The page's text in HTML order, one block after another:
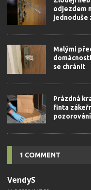
odjezdem
jednoduše
Malými
se chránit
Prázdná
finta
pozorování
1 COMMENT
VendyS